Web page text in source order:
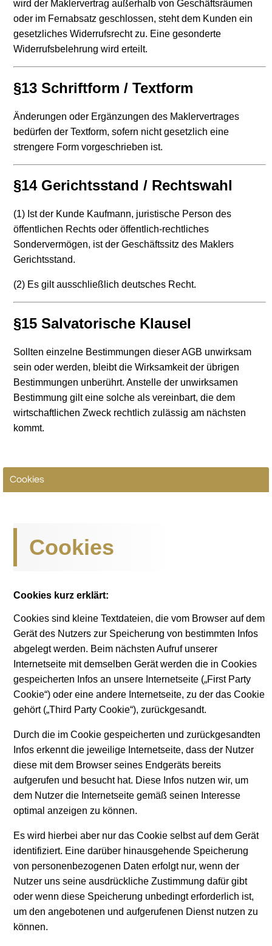
wird der Maklervertrag außerhalb von Geschäftsräumen
oder im Fernabsatz geschlossen, steht dem Kunden ein
gesetzliches Widerrufsrecht zu. Eine gesonderte
Widerrufsbelehrung wird erteilt.
§13 Schriftform / Textform
Änderungen oder Ergänzungen des Maklervertrages
bedürfen der Textform, sofern nicht gesetzlich eine
strengere Form vorgeschrieben ist.
§14 Gerichtsstand / Rechtswahl
(1) Ist der Kunde Kaufmann, juristische Person des
öffentlichen Rechts oder öffentlich-rechtliches
Sondervermögen, ist der Geschäftssitz des Maklers
Gerichtsstand.
(2) Es gilt ausschließlich deutsches Recht.
§15 Salvatorische Klausel
Sollten einzelne Bestimmungen dieser AGB unwirksam
sein oder werden, bleibt die Wirksamkeit der übrigen
Bestimmungen unberührt. Anstelle der unwirksamen
Bestimmung gilt eine solche als vereinbart, die dem
wirtschaftlichen Zweck rechtlich zulässig am nächsten
kommt.
Cookies
Cookies
Cookies kurz erklärt:
Cookies sind kleine Textdateien, die vom Browser auf dem
Gerät des Nutzers zur Speicherung von bestimmten Infos
abgelegt werden. Beim nächsten Aufruf unserer
Internetseite mit demselben Gerät werden die in Cookies
gespeicherten Infos an unsere Internetseite („First Party
Cookie“) oder eine andere Internetseite, zu der das Cookie
gehört („Third Party Cookie“), zurückgesandt.
Durch die im Cookie gespeicherten und zurückgesandten
Infos erkennt die jeweilige Internetseite, dass der Nutzer
diese mit dem Browser seines Endgeräts bereits
aufgerufen und besucht hat. Diese Infos nutzen wir, um
dem Nutzer die Internetseite gemäß seinen Interesse
optimal anzeigen zu können.
Es wird hierbei aber nur das Cookie selbst auf dem Gerät
identifiziert. Eine darüber hinausgehende Speicherung
von personenbezogenen Daten erfolgt nur, wenn der
Nutzer uns seine ausdrückliche Zustimmung dafür gibt
oder wenn diese Speicherung unbedingt erforderlich ist,
um den angebotenen und aufgerufenen Dienst nutzen zu
können.